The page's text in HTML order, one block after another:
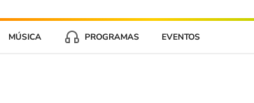
MÚSICA PROGRAMAS EVENTOS